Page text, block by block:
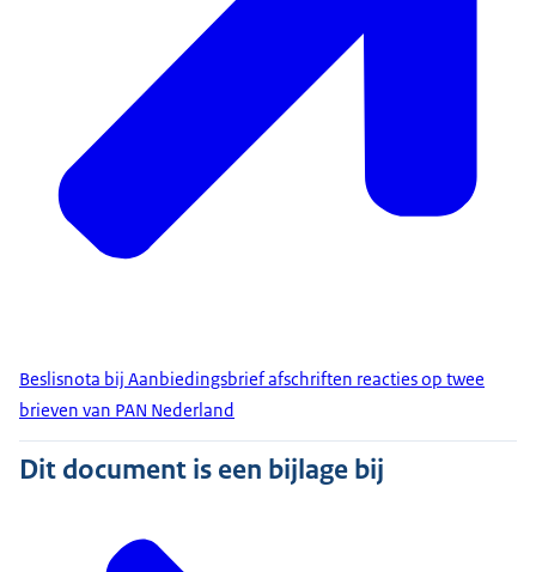
Beslisnota bij Aanbiedingsbrief afschriften reacties op twee
brieven van PAN Nederland
Dit document is een bijlage bij